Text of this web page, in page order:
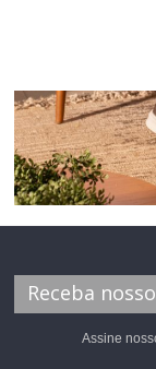
Receba
Assine